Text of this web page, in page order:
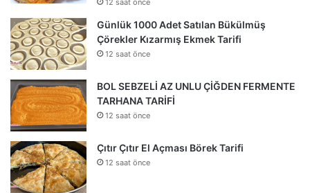
12 saat önce
Günlük 1000 Adet Satılan Bükülmüş
Çörekler Kızarmış Ekmek Tarifi
12 saat önce
BOL SEBZELİ AZ UNLU ÇİĞDEN FERMENTE
TARHANA TARİFİ
12 saat önce
Çıtır Çıtır El Açması Börek Tarifi
12 saat önce